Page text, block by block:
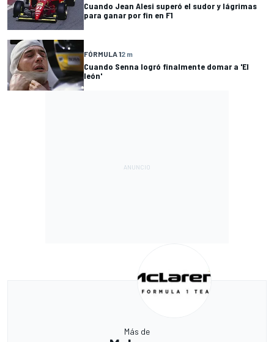
Cuando Jean Alesi superó el sudor y lágrimas
para ganar por fin en F1
FÓRMULA 12 m
Cuando Senna logró finalmente domar a 'El
león'
Más de